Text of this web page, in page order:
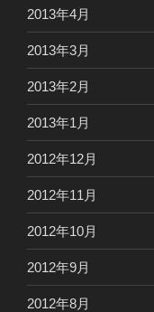
2013年4月
2013年3月
2013年2月
2013年1月
2012年12月
2012年11月
2012年10月
2012年9月
2012年8月